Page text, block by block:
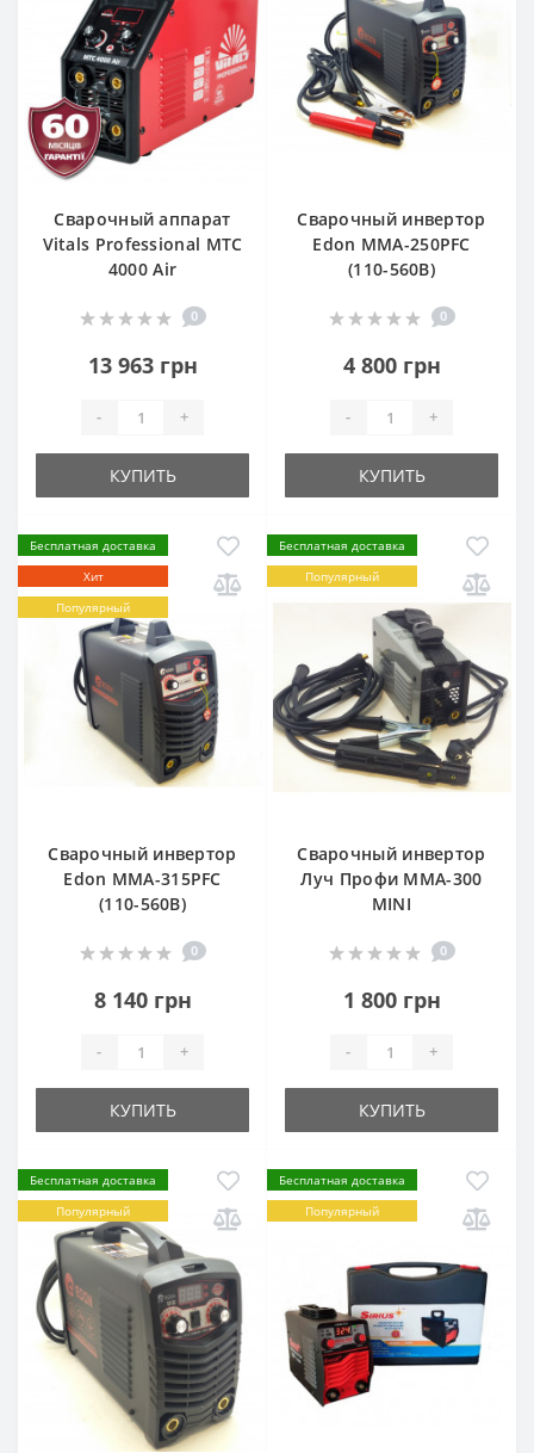
Сварочный аппарат
Vitals Professional MTC
4000 Air
0
13 963 грн
- +
КУПИТЬ
Сварочный инвертор
Edon MMA-250PFC
(110-560В)
0
4 800 грн
- +
КУПИТЬ
Бесплатная доставка
Хит
Популярный
Сварочный инвертор
Edon MMA-315PFC
(110-560В)
0
8 140 грн
- +
КУПИТЬ
Бесплатная доставка
Популярный
Сварочный инвертор
Луч Профи MMA-300
MINI
0
1 800 грн
- +
КУПИТЬ
Бесплатная доставка
Популярный
Бесплатная доставка
Популярный